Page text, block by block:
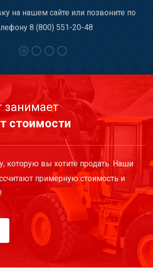
на нашем сайте или позвоните по
8 (800) 551-20-48
занимает
стоимости
которую вы хотите продать. Наши
примерную стоимость и